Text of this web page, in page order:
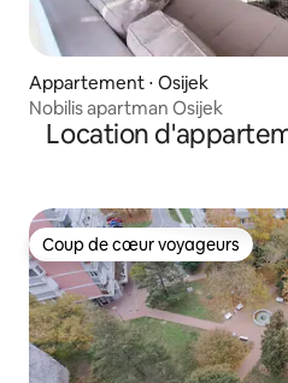
Appartement ⋅ Osijek
Nobilis apartman Osijek
Location
Coup de cœur voyageurs
Coup de cœur voyageurs